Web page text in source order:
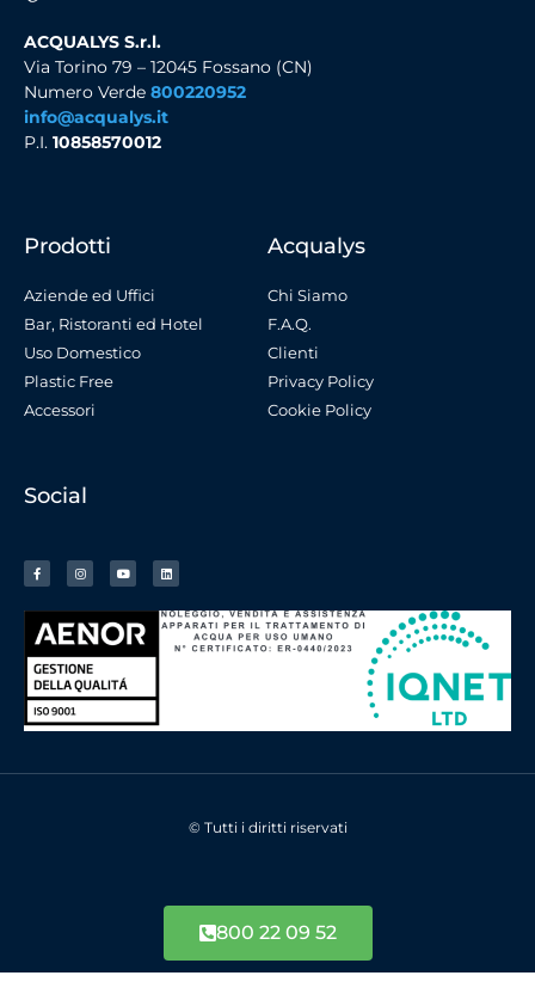
ACQUALYS S.r.l.
Via Torino 79 – 12045 Fossano (CN)
Numero Verde 800220952
info@acqualys.it
P.I. 10858570012
Prodotti
Aziende ed Uffici
Bar, Ristoranti ed Hotel
Uso Domestico
Plastic Free
Accessori
Acqualys
Chi Siamo
F.A.Q.
Clienti
Privacy Policy
Cookie Policy
Social
© Tutti i diritti riservati
800 22 09 52